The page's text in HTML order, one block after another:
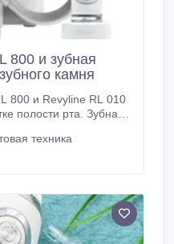
800 и зубная
камня
800 и Revyline RL 010
полости рта. Зубная
RL 800 смывает
Оба устройства
техника